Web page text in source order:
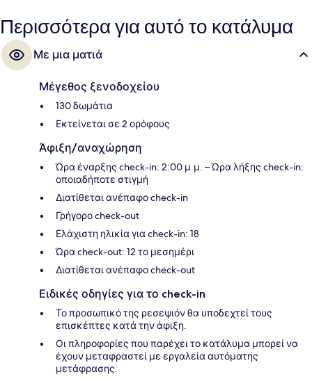
δροσερό ποτό. Σε αυτό το ξενοδοχείο (πολυτελείας) προσφέρονται
επίσης παροχές όπως γήπεδο γκολφ, μπαρ δίπλα στην πισίνα, και
health club που είναι ανοιχτό όλο το 24ωρο.
Περισσότερα για αυτό το κατάλυμα
Με μια ματιά
Μέγεθος ξενοδοχείου
130 δωμάτια
Εκτείνεται σε 2 ορόφους
Άφιξη/αναχώρηση
Ώρα έναρξης check-in: 2:00 μ.μ. – Ώρα λήξης check-in:
οποιαδήποτε στιγμή
Διατίθεται ανέπαφο check-in
Γρήγορο check-out
Ελάχιστη ηλικία για check-in: 18
Ώρα check-out: 12 το μεσημέρι
Διατίθεται ανέπαφο check-out
Ειδικές οδηγίες για το check-in
Το προσωπικό της ρεσεψιόν θα υποδεχτεί τους
επισκέπτες κατά την άφιξη.
Οι πληροφορίες που παρέχει το κατάλυμα μπορεί να
έχουν μεταφραστεί με εργαλεία αυτόματης
μετάφρασης.